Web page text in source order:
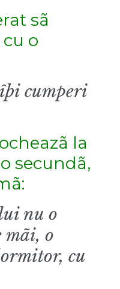
sã
o
cumperi
la
secundã,
nu o
mãi, o
cu